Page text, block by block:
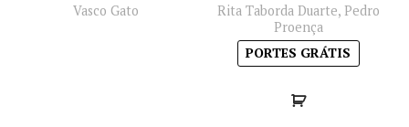
Vasco Gato
Rita Taborda Duarte, Pedro
Proença
PORTES GRÁTIS